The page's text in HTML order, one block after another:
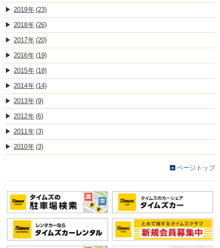
2019 (23)
2018 (26)
2017 (20)
2016 (19)
2015 (18)
2014 (14)
2013 (9)
2012 (6)
2011 (3)
2010 (3)
ページトップ